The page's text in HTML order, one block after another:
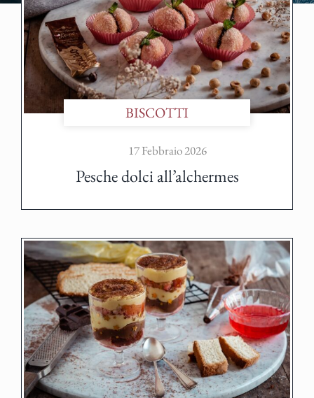
BISCOTTI
17 Febbraio 2026
Pesche dolci all’alchermes